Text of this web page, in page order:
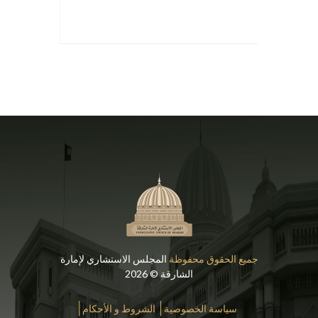
جميع الحقوق محفوظة المجلس الاستشاري لإمارة
الشارقة © 2026
سياسة الخصوصية الشروط و الأحكام